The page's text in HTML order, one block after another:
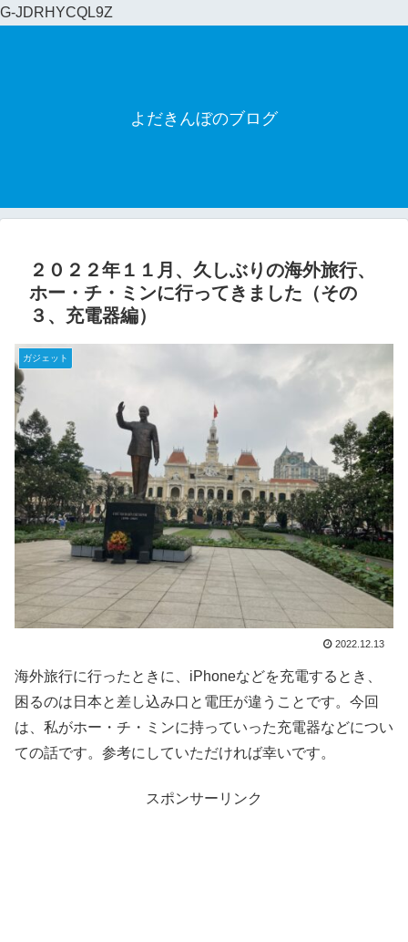
G-JDRHYCQL9Z
よだきんぼのブログ
２０２２年１１月、久しぶりの海外旅行、
ホー・チ・ミンに行ってきました（その
３、充電器編）
ガジェット
2022.12.13
海外旅行に行ったときに、iPhoneなどを充電するとき、
困るのは日本と差し込み口と電圧が違うことです。今回
は、私がホー・チ・ミンに持っていった充電器などについ
ての話です。参考にしていただければ幸いです。
スポンサーリンク